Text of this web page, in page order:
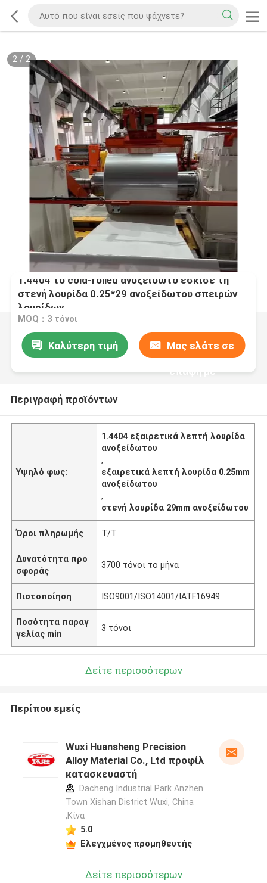
2/ 2
1.4404 το cold-rolled ανοξείδωτο έσκισε τη
στενή λουρίδα 0.25*29 ανοξείδωτου σπειρών
λουρίδων
MOQ：3 τόνοι
Καλύτερη τιμή Μας ελάτε σε
επαφή με
Περιγραφή προϊόντων
Υψηλό φως:
1.4404 εξαιρετικά λεπτή λουρίδα
ανοξείδωτου
,
εξαιρετικά λεπτή λουρίδα 0.25mm
ανοξείδωτου
,
στενή λουρίδα 29mm ανοξείδωτου
Όροι πληρωμής T/T
Δυνατότητα προ
σφοράς
3700 τόνοι το μήνα
Πιστοποίηση ISO9001/ISO14001/IATF16949
Ποσότητα παραγ
γελίας min
3 τόνοι
Δείτε περισσότερων
Περίπου εμείς
Wuxi Huansheng Precision
Alloy Material Co., Ltd προφίλ
κατασκευαστή
Dacheng Industrial Park Anzhen
Town Xishan District Wuxi, China
,Κίνα
5.0
Ελεγχμένος προμηθευτής
Δείτε περισσότερων